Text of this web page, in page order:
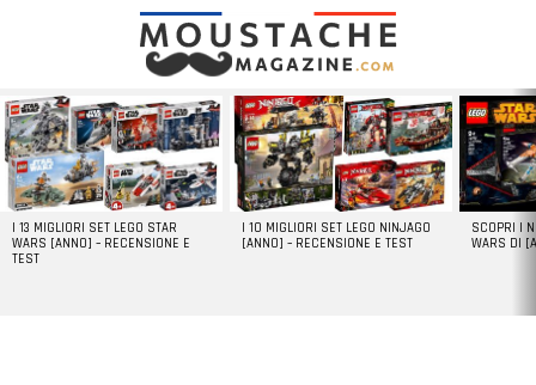
LATEST
STORIES
I 13 MIGLIORI SET LEGO STAR
WARS [ANNO] – RECENSIONE E
TEST
I 10 MIGLIORI SET LEGO NINJAGO
[ANNO] – RECENSIONE E TEST
SCOPRI I
WARS DI